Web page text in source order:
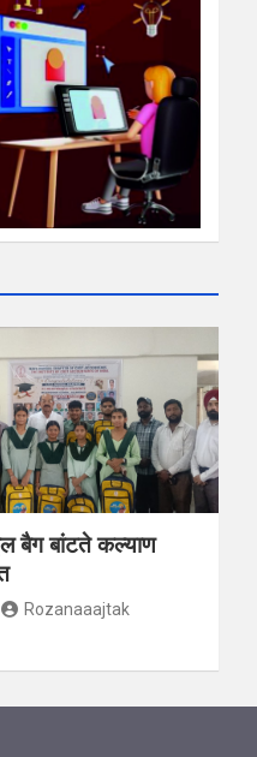
बैग बांटते कल्याण
Rozanaaajtak